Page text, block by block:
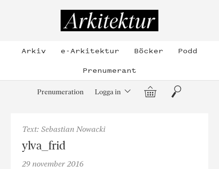
Arkiv e-Arkitektur Böcker
Podd
Prenumerant
Prenumeration Logga in Varukorg
Sök
Text: Sebastian Nowacki
ylva_frid
29 november 2016